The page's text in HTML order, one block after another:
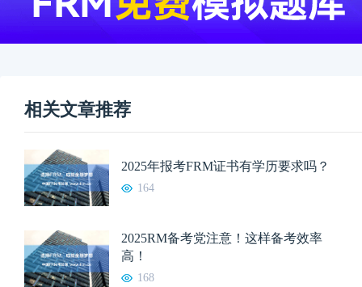
相关文章推荐
2025年报考FRM证书有学历要求吗？
164
2025RM备考党注意！这样备考效率
高！
168